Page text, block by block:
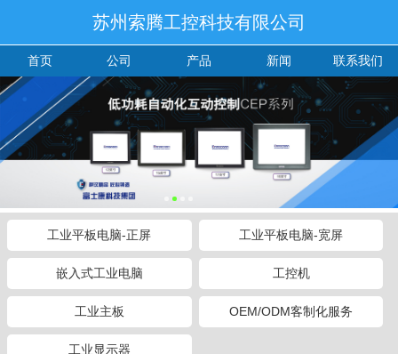
苏州索腾工控科技有限公司
首页 公司 产品 新闻 联系我们
工业平板电脑-正屏 工业平板电脑-宽屏
嵌入式工业电脑 工控机
工业主板 OEM/ODM客制化服务
工业显示器